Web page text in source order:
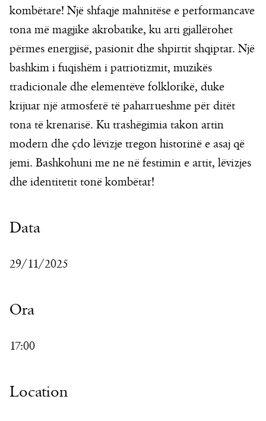
kombëtare! Një shfaqje mahnitëse e performancave
tona më magjike akrobatike, ku arti gjallërohet
përmes energjisë, pasionit dhe shpirtit shqiptar. Një
bashkim i fuqishëm i patriotizmit, muzikës
tradicionale dhe elementëve folklorikë, duke
krijuar një atmosferë të paharrueshme për ditët
tona të krenarisë. Ku trashëgimia takon artin
modern dhe çdo lëvizje tregon historinë e asaj që
jemi. Bashkohuni me ne në festimin e artit, lëvizjes
dhe identitetit tonë kombëtar!
Data
29/11/2025
Ora
17:00
Location